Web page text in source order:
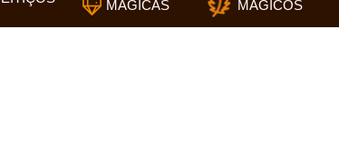
MÁGICAS
MÁGICOS